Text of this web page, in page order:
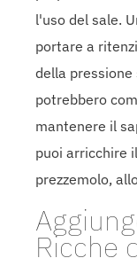
l'uso del sale.
portare a
della pressione
potrebbero
mantenere il
puoi arricchire
prezzemolo,
Ricche